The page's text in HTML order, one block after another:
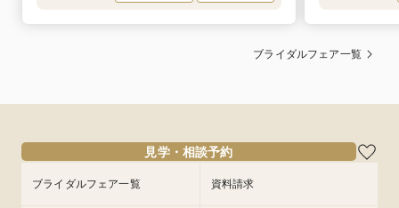
ブライダルフェア一覧
見学・相談予約
ブライダルフェア一覧 資料請求